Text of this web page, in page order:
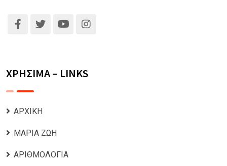
ΧΡΗΣΙΜΑ – LINKS
ΑΡΧΙΚΗ
ΜΑΡΙΑ ΖΩΗ
ΑΡΙΘΜΟΛΟΓΙΑ